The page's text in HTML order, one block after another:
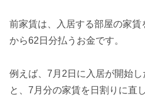
前家賃は、入居する部屋の家賃
から62日分払うお金です。
例えば、7月2日に入居が開始
と、7月分の家賃を日割りに直